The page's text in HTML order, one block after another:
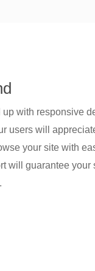
with responsive
users will
your site with
will guarantee your